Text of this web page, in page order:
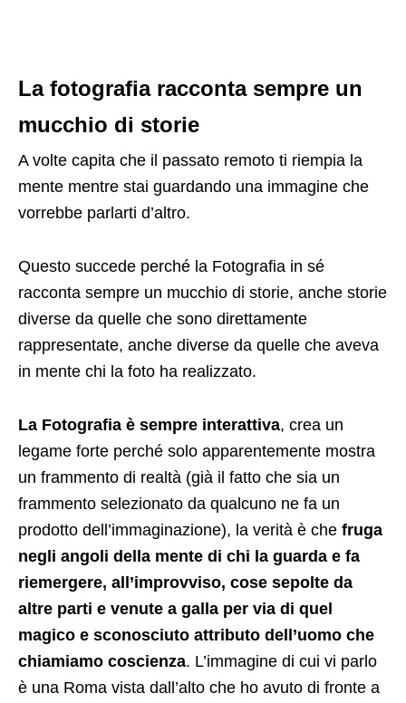
La fotografia racconta sempre un
mucchio di storie
A volte capita che il passato remoto ti riempia la
mente mentre stai guardando una immagine che
vorrebbe parlarti d’altro.
Questo succede perché la Fotografia in sé
racconta sempre un mucchio di storie, anche storie
diverse da quelle che sono direttamente
rappresentate, anche diverse da quelle che aveva
in mente chi la foto ha realizzato.
La Fotografia è sempre interattiva, crea un
legame forte perché solo apparentemente mostra
un frammento di realtà (già il fatto che sia un
frammento selezionato da qualcuno ne fa un
prodotto dell’immaginazione), la verità è che fruga
negli angoli della mente di chi la guarda e fa
riemergere, all’improvviso, cose sepolte da
altre parti e venute a galla per via di quel
magico e sconosciuto attributo dell’uomo che
chiamiamo coscienza. L’immagine di cui vi parlo
è una Roma vista dall’alto che ho avuto di fronte a